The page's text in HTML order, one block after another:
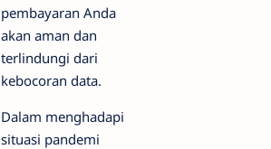
pembayaran Anda
akan aman dan
terlindungi dari
kebocoran data.
Dalam menghadapi
situasi pandemi